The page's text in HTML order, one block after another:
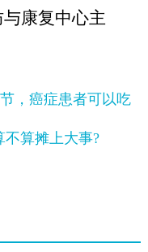
康复中心主
，癌症患者可以吃
不算摊上大事?